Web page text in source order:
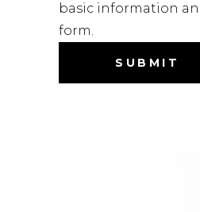
basic information
form.